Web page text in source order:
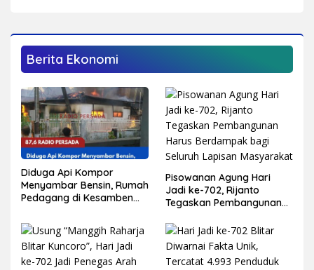
Berita Ekonomi
Diduga Api Kompor
Menyambar Bensin, Rumah
Pedagang di Kesamben
Alami Luka Bakar
Pisowanan Agung Hari
Jadi ke-702, Rijanto
Tegaskan Pembangunan
Seluruh Lapisan
Masyarakat